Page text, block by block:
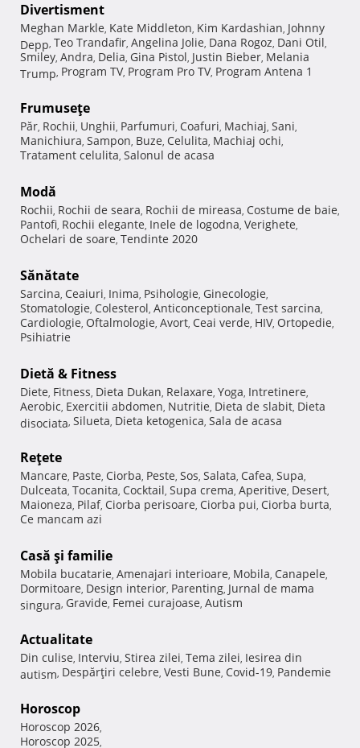
Divertisment
Meghan Markle, Kate Middleton, Kim Kardashian, Johnny
Depp, Teo Trandafir, Angelina Jolie, Dana Rogoz, Dani Otil,
Smiley, Andra, Delia, Gina Pistol, Justin Bieber, Melania
Trump, Program TV, Program Pro TV, Program Antena 1
Frumuseţe
Păr, Rochii, Unghii, Parfumuri, Coafuri, Machiaj, Sani,
Manichiura, Sampon, Buze, Celulita, Machiaj ochi,
Tratament celulita, Salonul de acasa
Modă
Rochii, Rochii de seara, Rochii de mireasa, Costume de baie,
Pantofi, Rochii elegante, Inele de logodna, Verighete,
Ochelari de soare, Tendinte 2020
Sănătate
Sarcina, Ceaiuri, Inima, Psihologie, Ginecologie,
Stomatologie, Colesterol, Anticonceptionale, Test sarcina,
Cardiologie, Oftalmologie, Avort, Ceai verde, HIV, Ortopedie,
Psihiatrie
Dietă & Fitness
Diete, Fitness, Dieta Dukan, Relaxare, Yoga, Intretinere,
Aerobic, Exercitii abdomen, Nutritie, Dieta de slabit, Dieta
disociata, Silueta, Dieta ketogenica, Sala de acasa
Reţete
Mancare, Paste, Ciorba, Peste, Sos, Salata, Cafea, Supa,
Dulceata, Tocanita, Cocktail, Supa crema, Aperitive, Desert,
Maioneza, Pilaf, Ciorba perisoare, Ciorba pui, Ciorba burta,
Ce mancam azi
Casă şi familie
Mobila bucatarie, Amenajari interioare, Mobila, Canapele,
Dormitoare, Design interior, Parenting, Jurnal de mama
singura, Gravide, Femei curajoase, Autism
Actualitate
Din culise, Interviu, Stirea zilei, Tema zilei, Iesirea din
autism, Despărţiri celebre, Vesti Bune, Covid-19, Pandemie
Horoscop
Horoscop 2026,
Horoscop 2025,